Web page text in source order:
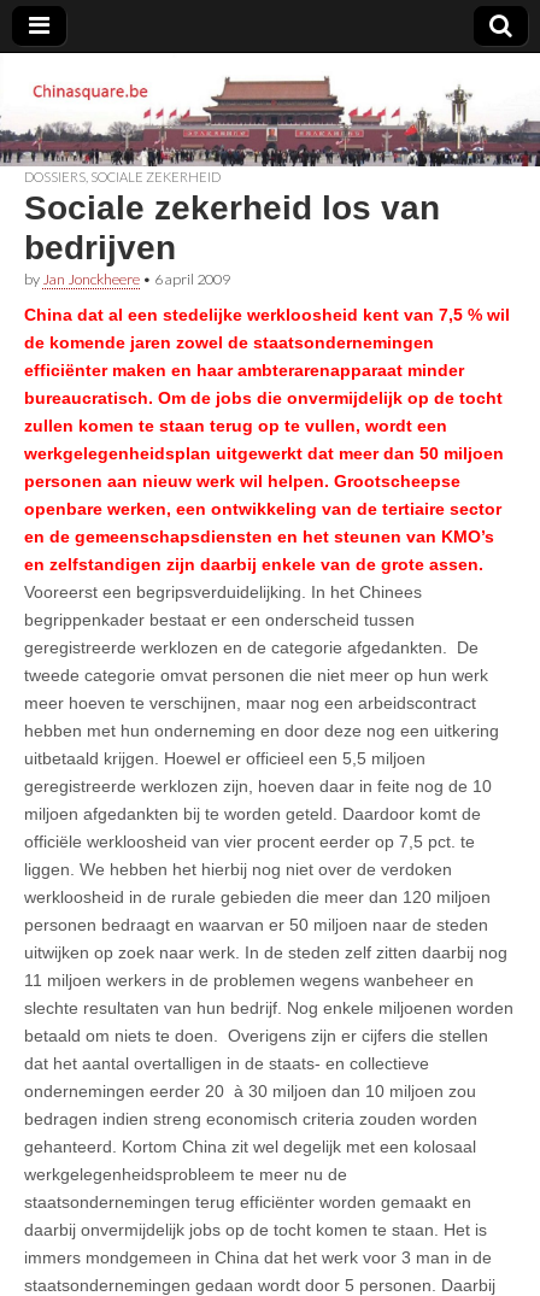
Chinasquare.be
DOSSIERS SOCIALE ZEKERHEID
Sociale zekerheid los van
bedrijven
by Jan Jonckheere • 6 april 2009
China dat al een stedelijke werkloosheid kent van 7,5 % wil
de komende jaren zowel de staatsondernemingen
efficiënter maken en haar ambterarenapparaat minder
bureaucratisch. Om de jobs die onvermijdelijk op de tocht
zullen komen te staan terug op te vullen, wordt een
werkgelegenheidsplan uitgewerkt dat meer dan 50 miljoen
personen aan nieuw werk wil helpen. Grootscheepse
openbare werken, een ontwikkeling van de tertiaire sector
en de gemeenschapsdiensten en het steunen van KMO’s
en zelfstandigen zijn daarbij enkele van de grote assen.
Vooreerst een begripsverduidelijking. In het Chinees
begrippenkader bestaat er een onderscheid tussen
geregistreerde werklozen en de categorie afgedankten. De
tweede categorie omvat personen die niet meer op hun werk
meer hoeven te verschijnen, maar nog een arbeidscontract
hebben met hun onderneming en door deze nog een uitkering
uitbetaald krijgen. Hoewel er officieel een 5,5 miljoen
geregistreerde werklozen zijn, hoeven daar in feite nog de 10
miljoen afgedankten bij te worden geteld. Daardoor komt de
officiële werkloosheid van vier procent eerder op 7,5 pct. te
liggen. We hebben het hierbij nog niet over de verdoken
werkloosheid in de rurale gebieden die meer dan 120 miljoen
personen bedraagt en waarvan er 50 miljoen naar de steden
uitwijken op zoek naar werk. In de steden zelf zitten daarbij nog
11 miljoen werkers in de problemen wegens wanbeheer en
slechte resultaten van hun bedrijf. Nog enkele miljoenen worden
betaald om niets te doen. Overigens zijn er cijfers die stellen
dat het aantal overtalligen in de staats- en collectieve
ondernemingen eerder 20 à 30 miljoen dan 10 miljoen zou
bedragen indien streng economisch criteria zouden worden
gehanteerd. Kortom China zit wel degelijk met een kolosaal
werkgelegenheidsprobleem te meer nu de
staatsondernemingen terug efficiënter worden gemaakt en
daarbij onvermijdelijk jobs op de tocht komen te staan. Het is
immers mondgemeen in China dat het werk voor 3 man in de
staatsondernemingen gedaan wordt door 5 personen. Daarbij